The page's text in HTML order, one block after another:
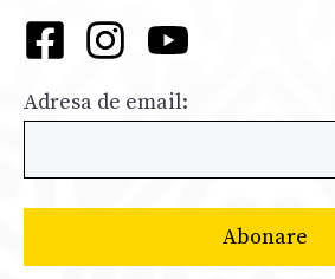
Adresa de email: